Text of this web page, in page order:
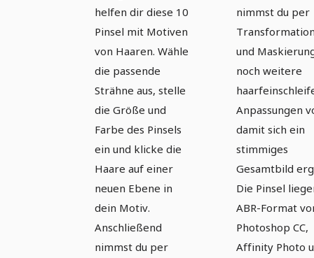
helfen dir diese 10
Pinsel mit Motiven
von Haaren. Wähle
die passende
Strähne aus, stelle
die Größe und
Farbe des Pinsels
ein und klicke die
Haare auf einer
neuen Ebene in
dein Motiv.
Anschließend
nimmst du per
nimmst du per
und
noch weitere
Anpassungen
damit sich ein
stimmiges
Gesamtbild
Die Pinsel
ABR-Format
Photoshop CC,
Affinity Photo